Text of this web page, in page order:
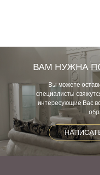
ВАМ НУЖНА
Вы можете
специалисты
интересующие Вас